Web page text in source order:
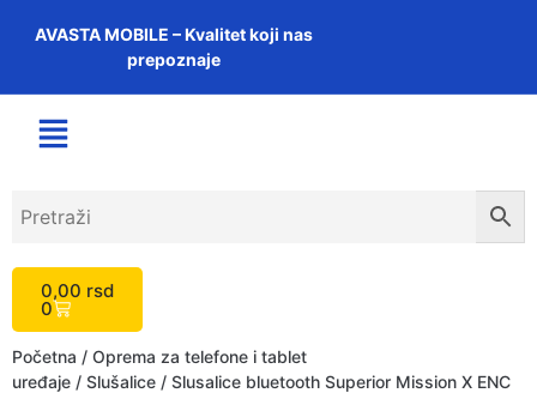
AVASTA MOBILE – Kvalitet koji nas
prepoznaje
0,00 rsd
0
Početna / Oprema za telefone i tablet
uređaje / Slušalice / Slusalice bluetooth Superior Mission X ENC